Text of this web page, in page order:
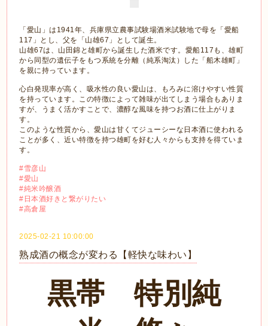
「愛山」は1941年、兵庫県立農事試験場酒米試験地で母を「愛船
117」とし、父を「山雄67」として誕生。
山雄67は、山田錦と雄町から誕生した酒米です。愛船117も、雄町
から同型の遺伝子をもつ系統を分離（純系淘汰）した「船木雄町」
を親に持っています。
心白発現率が高く、吸水性の良い愛山は、もろみに溶けやすい性質
を持っています。この特徴によって雑味が出てしまう場合もありま
すが、うまく活かすことで、濃醇な風味を持つお酒に仕上がりま
す。
このような性質から、愛山は甘くてジューシーな日本酒に使われる
ことが多く、近い特徴を持つ雄町を好む人々からも支持を得ていま
す。
#雪彦山
#愛山
#純米吟醸酒
#日本酒好きと繋がりたい
#高倉屋
2025-02-21 10:00:00
熟成酒の概念が変わる【軽快な味わい】
黒帯 特別純